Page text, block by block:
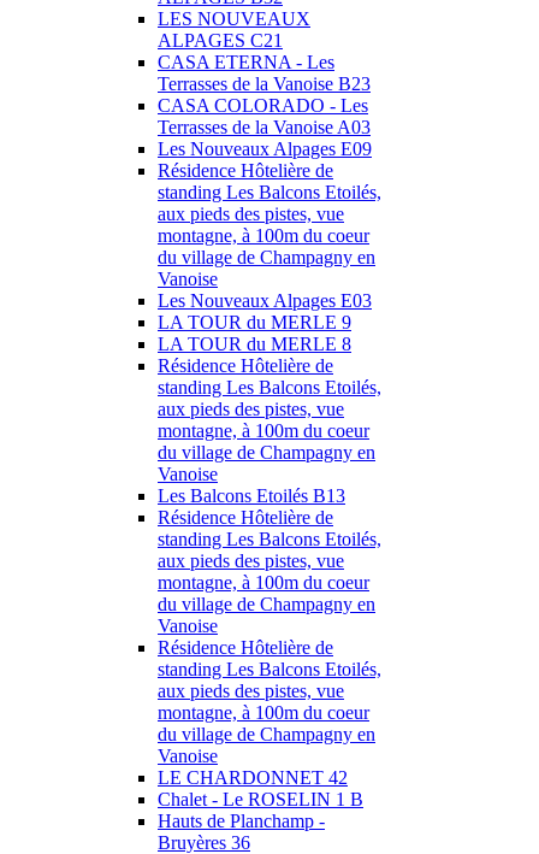
LES NOUVEAUX
ALPAGES C21
CASA ETERNA - Les
Terrasses de la Vanoise B23
CASA COLORADO - Les
Terrasses de la Vanoise A03
Les Nouveaux Alpages E09
Résidence Hôtelière de
standing Les Balcons Etoilés,
aux pieds des pistes, vue
montagne, à 100m du coeur
du village de Champagny en
Vanoise
Les Nouveaux Alpages E03
LA TOUR du MERLE 9
LA TOUR du MERLE 8
Résidence Hôtelière de
standing Les Balcons Etoilés,
aux pieds des pistes, vue
montagne, à 100m du coeur
du village de Champagny en
Vanoise
Les Balcons Etoilés B13
Résidence Hôtelière de
standing Les Balcons Etoilés,
aux pieds des pistes, vue
montagne, à 100m du coeur
du village de Champagny en
Vanoise
Résidence Hôtelière de
standing Les Balcons Etoilés,
aux pieds des pistes, vue
montagne, à 100m du coeur
du village de Champagny en
Vanoise
LE CHARDONNET 42
Chalet - Le ROSELIN 1 B
Hauts de Planchamp -
Bruyères 36